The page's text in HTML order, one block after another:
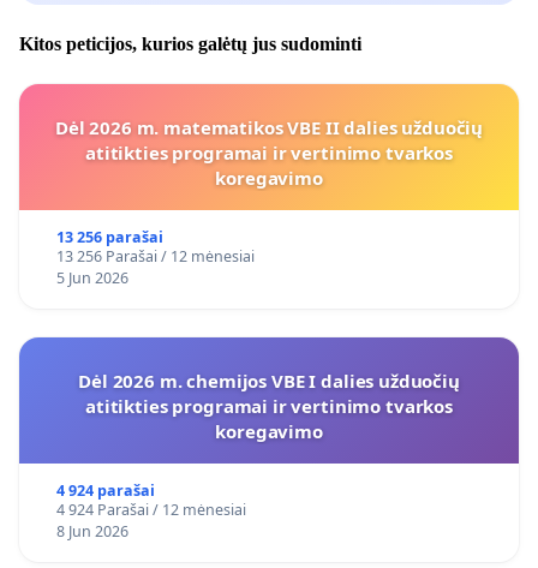
Kitos peticijos, kurios galėtų jus sudominti
Dėl 2026 m. matematikos VBE II dalies užduočių
atitikties programai ir vertinimo tvarkos
koregavimo
13 256 parašai
13 256 Parašai / 12 mėnesiai
5 Jun 2026
Dėl 2026 m. chemijos VBE I dalies užduočių
atitikties programai ir vertinimo tvarkos
koregavimo
4 924 parašai
4 924 Parašai / 12 mėnesiai
8 Jun 2026